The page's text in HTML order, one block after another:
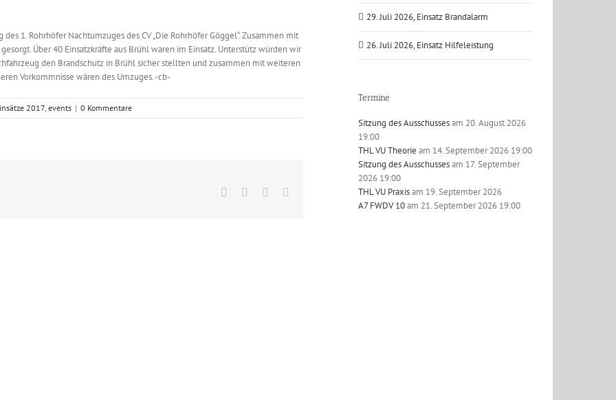
1. Rohrhöfer Nachtumzuges des CV „Die Rohrhöfer Göggel“. Zusammen mit
Über 40 Einsatzkräfte aus Brühl waren im Einsatz. Unterstütz würden wir
den Brandschutz in Brühl sicher stellten und zusammen mit weiteren
Vorkommnisse wären des Umzuges. -cb-
2017, events | 0 Kommentare
Facebook
29. Juli 2026, Einsatz Brandalarm
26. Juli 2026, Einsatz Hilfeleistung
Termine
Sitzung des Ausschussesam 20. August 2026
19:00
THL VU Theorie am 14. September 2026 19:00
Sitzung des Ausschussesam 17. September
2026 19:00
THL VU Praxisam 19. September 2026
A7 FWDV 10am 21. September 2026 19:00